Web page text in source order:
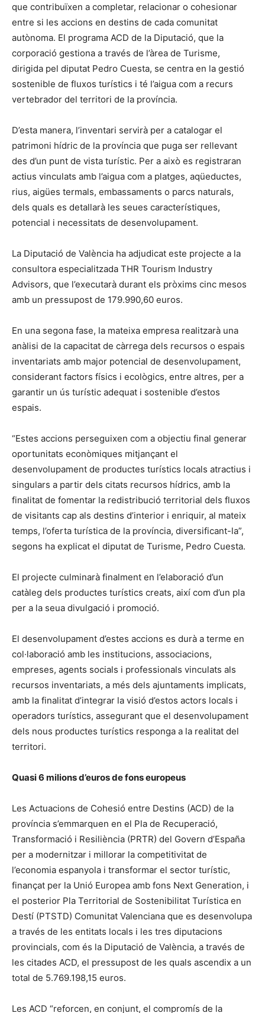
que contribuïxen a completar, relacionar o cohesionar
entre si les accions en destins de cada comunitat
autònoma. El programa ACD de la Diputació, que la
corporació gestiona a través de l’àrea de Turisme,
dirigida pel diputat Pedro Cuesta, se centra en la gestió
sostenible de fluxos turístics i té l’aigua com a recurs
vertebrador del territori de la província.
D’esta manera, l’inventari servirà per a catalogar el
patrimoni hídric de la província que puga ser rellevant
des d’un punt de vista turístic. Per a això es registraran
actius vinculats amb l’aigua com a platges, aqüeductes,
rius, aigües termals, embassaments o parcs naturals,
dels quals es detallarà les seues característiques,
potencial i necessitats de desenvolupament.
La Diputació de València ha adjudicat este projecte a la
consultora especialitzada THR Tourism Industry
Advisors, que l’executarà durant els pròxims cinc mesos
amb un pressupost de 179.990,60 euros.
En una segona fase, la mateixa empresa realitzarà una
anàlisi de la capacitat de càrrega dels recursos o espais
inventariats amb major potencial de desenvolupament,
considerant factors físics i ecològics, entre altres, per a
garantir un ús turístic adequat i sostenible d’estos
espais.
“Estes accions perseguixen com a objectiu final generar
oportunitats econòmiques mitjançant el
desenvolupament de productes turístics locals atractius i
singulars a partir dels citats recursos hídrics, amb la
finalitat de fomentar la redistribució territorial dels fluxos
de visitants cap als destins d’interior i enriquir, al mateix
temps, l’oferta turística de la província, diversificant-la”,
segons ha explicat el diputat de Turisme, Pedro Cuesta.
El projecte culminarà finalment en l’elaboració d’un
catàleg dels productes turístics creats, així com d’un pla
per a la seua divulgació i promoció.
El desenvolupament d’estes accions es durà a terme en
col·laboració amb les institucions, associacions,
empreses, agents socials i professionals vinculats als
recursos inventariats, a més dels ajuntaments implicats,
amb la finalitat d’integrar la visió d’estos actors locals i
operadors turístics, assegurant que el desenvolupament
dels nous productes turístics responga a la realitat del
territori.
Quasi 6 milions d’euros de fons europeus
Les Actuacions de Cohesió entre Destins (ACD) de la
província s’emmarquen en el Pla de Recuperació,
Transformació i Resiliència (PRTR) del Govern d’España
per a modernitzar i millorar la competitivitat de
l’economia espanyola i transformar el sector turístic,
finançat per la Unió Europea amb fons Next Generation, i
el posterior Pla Territorial de Sostenibilitat Turística en
Destí (PTSTD) Comunitat Valenciana que es desenvolupa
a través de les entitats locals i les tres diputacions
provincials, com és la Diputació de València, a través de
les citades ACD, el pressupost de les quals ascendix a un
total de 5.769.198,15 euros.
Les ACD “reforcen, en conjunt, el compromís de la